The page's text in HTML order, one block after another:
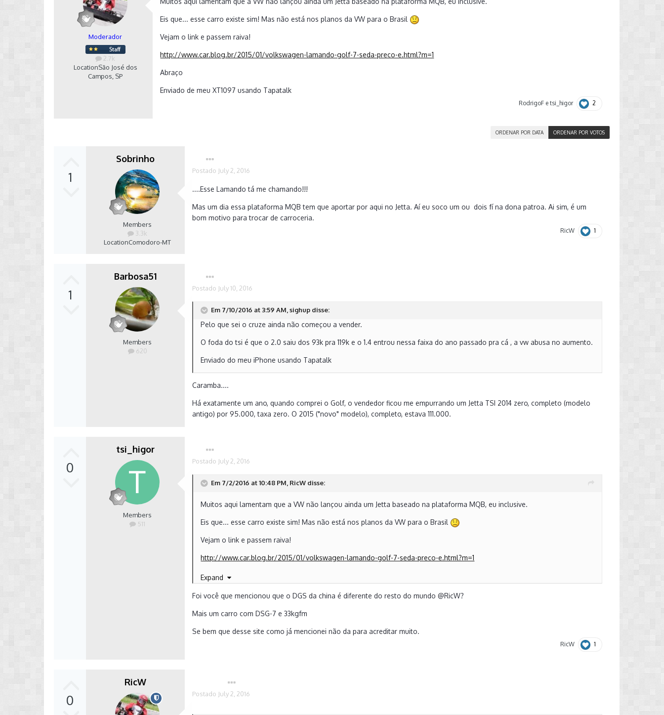
Moderador
2.7k
LocationSão José dos
Campos, SP
Eis que... esse carro existe sim! Mas não está nos planos da VW para o Brasil
Vejam o link e passem raiva!
http://www.car.blog.br/2015/01/volkswagen-lamando-golf-7-seda-preco-e.html?m=1
Abraço
Enviado de meu XT1097 usando Tapatalk
RodrigoF etsi_higor 2
ORDENAR POR VOTOS
ORDENAR POR DATA
1
Sobrinho
Members
3.3k
LocationComodoro-MT
Postado July 2, 2016
....Esse Lamando tá me chamando!!!
Mas um dia essa plataforma MQB tem que aportar por aqui no Jetta. Aí eu soco um ou dois fí na dona patroa. Ai sim, é um
bom motivo para trocar de carroceria.
RicW 1
1
Barbosa51
Members
620
Postado July 10, 2016
Em 7/10/2016 at 3:59 AM, sighup disse:
Pelo que sei o cruze ainda não começou a vender.
O foda do tsi é que o 2.0 saiu dos 93k pra 119k e o 1.4 entrou nessa faixa do ano passado pra cá , a vw abusa no aumento.
Enviado do meu iPhone usando Tapatalk
Caramba....
Há exatamente um ano, quando comprei o Golf, o vendedor ficou me empurrando um Jetta TSI 2014 zero, completo (modelo
antigo) por 95.000, taxa zero. O 2015 ("novo" modelo), completo, estava 111.000.
0
tsi_higor
Members
511
Postado July 2, 2016
Em 7/2/2016 at 10:48 PM, RicW disse:
Muitos aqui lamentam que a VW não lançou ainda um Jetta baseado na plataforma MQB, eu inclusive.
Eis que... esse carro existe sim! Mas não está nos planos da VW para o Brasil
Vejam o link e passem raiva!
http://www.car.blog.br/2015/01/volkswagen-lamando-golf-7-seda-preco-e.html?m=1
Abraço
Enviado de meu XT1097 usando Tapatalk
Expand
Foi você que mencionou que o DGS da china é diferente do resto do mundo@RicW?
Mais um carro com DSG-7 e 33kgfm
Se bem que desse site como já mencionei não da para acreditar muito.
RicW 1
0
RicW
Postado July 2, 2016